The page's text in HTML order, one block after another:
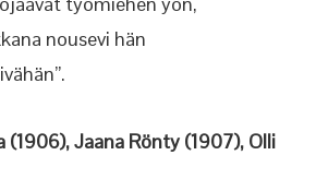
nousevi hän
(1906), Jaana Rönty (1907), Olli